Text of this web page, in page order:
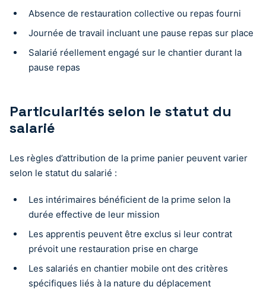
Absence de restauration collective ou repas fourni
Journée de travail incluant une pause repas sur place
Salarié réellement engagé sur le chantier durant la
pause repas
Particularités selon le statut du
salarié
Les règles d’attribution de la prime panier peuvent varier
selon le statut du salarié :
Les intérimaires bénéficient de la prime selon la
durée effective de leur mission
Les apprentis peuvent être exclus si leur contrat
prévoit une restauration prise en charge
Les salariés en chantier mobile ont des critères
spécifiques liés à la nature du déplacement